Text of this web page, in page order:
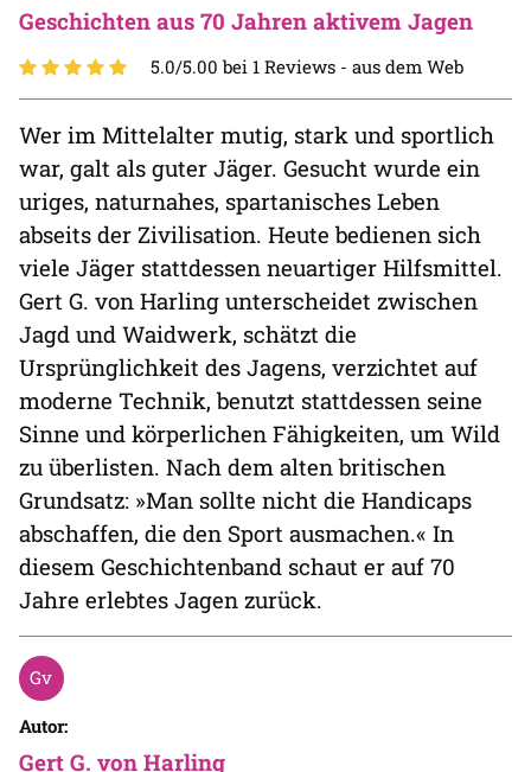
Geschichten aus 70 Jahren aktivem Jagen
5.0/5.00 bei 1 Reviews - aus dem Web
Wer im Mittelalter mutig, stark und sportlich
war, galt als guter Jäger. Gesucht wurde ein
uriges, naturnahes, spartanisches Leben
abseits der Zivilisation. Heute bedienen sich
viele Jäger stattdessen neuartiger Hilfsmittel.
Gert G. von Harling unterscheidet zwischen
Jagd und Waidwerk, schätzt die
Ursprünglichkeit des Jagens, verzichtet auf
moderne Technik, benutzt stattdessen seine
Sinne und körperlichen Fähigkeiten, um Wild
zu überlisten. Nach dem alten britischen
Grundsatz: »Man sollte nicht die Handicaps
abschaffen, die den Sport ausmachen.« In
diesem Geschichtenband schaut er auf 70
Jahre erlebtes Jagen zurück.
Autor:
Gert G. von Harling